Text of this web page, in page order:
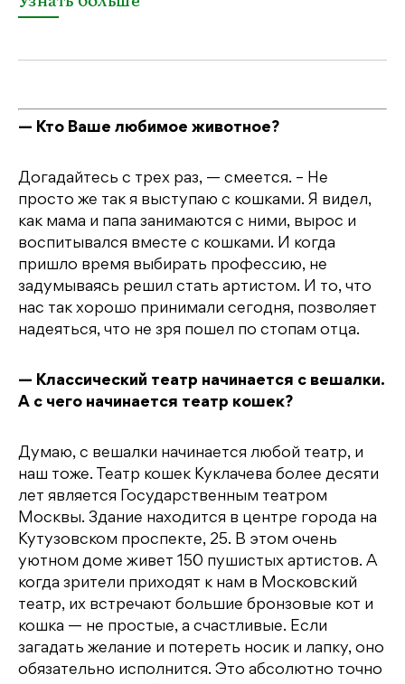
— Кто Ваше любимое животное?
Догадайтесь с трех раз, — смеется. – Не
просто же так я выступаю с кошками. Я видел,
как мама и папа занимаются с ними, вырос и
воспитывался вместе с кошками. И когда
пришло время выбирать профессию, не
задумываясь решил стать артистом. И то, что
нас так хорошо принимали сегодня, позволяет
надеяться, что не зря пошел по стопам отца.
— Классический театр начинается с вешалки.
А с чего начинается театр кошек?
Думаю, с вешалки начинается любой театр, и
наш тоже. Театр кошек Куклачева более десяти
лет является Государственным театром
Москвы. Здание находится в центре города на
Кутузовском проспекте, 25. В этом очень
уютном доме живет 150 пушистых артистов. А
когда зрители приходят к нам в Московский
театр, их встречают большие бронзовые кот и
кошка — не простые, а счастливые. Если
загадать желание и потереть носик и лапку, оно
обязательно исполнится. Это абсолютно точно